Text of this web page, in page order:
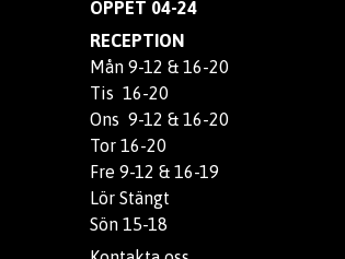
ÖPPET 04-24
RECEPTION
Mån 9-12 & 16-20
Tis 16-20
Ons 9-12 & 16-20
Tor 16-20
Fre 9-12 & 16-19
Lör Stängt
Sön 15-18